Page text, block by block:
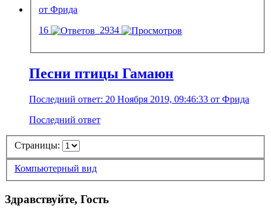
от Фрида
16
2934
Песни птицы Гамаюн
Последний ответ: 20 Ноября 2019, 09:46:33 от Фрида
Последний ответ
Страницы:
Компьютерный вид
Здравствуйте, Гость